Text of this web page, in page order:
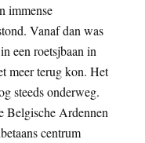
immense
Vanaf dan was
een roetsjbaan in
meer terug kon. Het
steeds onderweg.
Belgische Ardennen
centrum